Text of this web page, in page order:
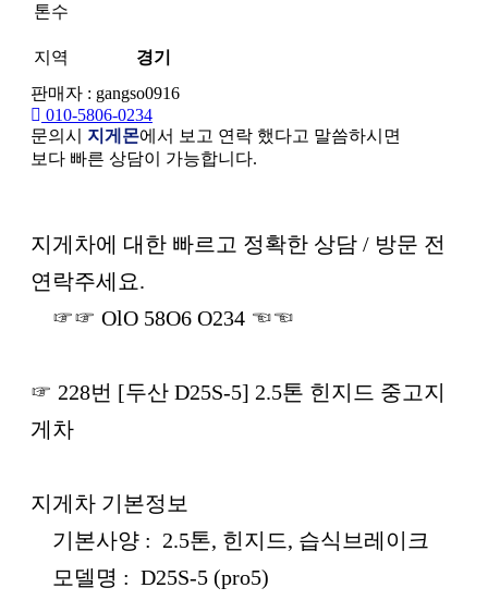
톤수
지역
경기
판매자 : gangso0916
010-5806-0234
문의시 지게몬에서 보고 연락 했다고 말씀하시면
보다 빠른 상담이 가능합니다.
본문
지게차에 대한 빠르고 정확한 상담 / 방문 전
연락주세요.
☞☞ OlO 58O6 O234 ☜☜
☞ 228번 [두산 D25S-5] 2.5톤 힌지드 중고지
게차
지게차 기본정보
기본사양 : 2.5톤, 힌지드, 습식브레이크
모델명 : D25S-5 (pro5)